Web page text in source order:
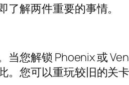
解两件重要的事情。
您解锁 Phoenix 或
您可以重玩较旧的关卡